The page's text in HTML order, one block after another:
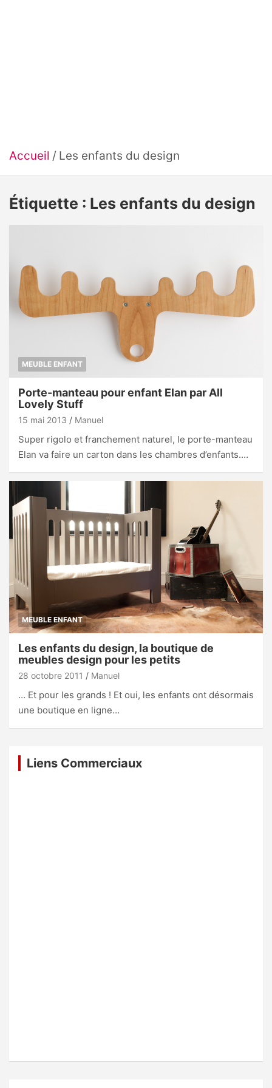
Accueil Les enfants du design
Étiquette : Les enfants du design
MEUBLE ENFANT
Porte-manteau pour enfant Elan par All
Lovely Stuff
15 mai 2013 Manuel
Super rigolo et franchement naturel, le porte-manteau
Elan va faire un carton dans les chambres d’enfants.…
MEUBLE ENFANT
Les enfants du design, la boutique de
meubles design pour les petits
28 octobre 2011 Manuel
… Et pour les grands ! Et oui, les enfants ont désormais
une boutique en ligne…
Liens Commerciaux